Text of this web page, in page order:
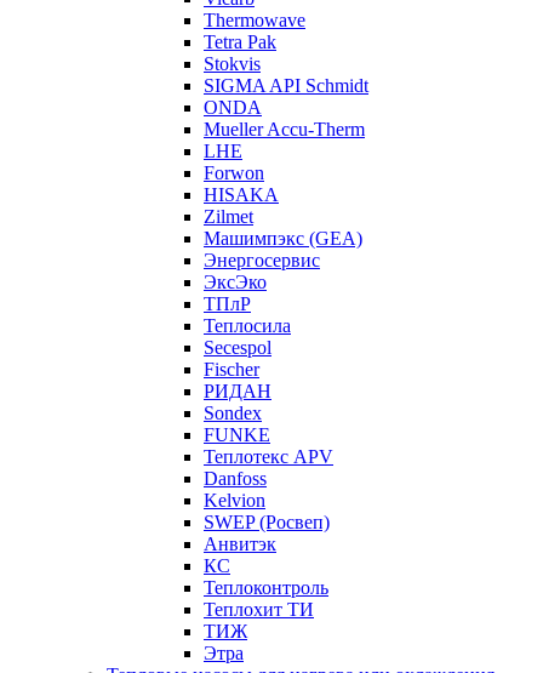
Thermowave
Tetra Pak
Stokvis
SIGMA API Schmidt
ONDA
Mueller Accu-Therm
LHE
Forwon
HISAKA
Zilmet
Машимпэкс (GEA)
Энергосервис
ЭксЭко
ТПлР
Теплосила
Secespol
Fischer
РИДАН
Sondex
FUNKE
Теплотекс APV
Danfoss
Kelvion
SWEP (Росвеп)
Анвитэк
КС
Теплоконтроль
Теплохит ТИ
ТИЖ
Этра